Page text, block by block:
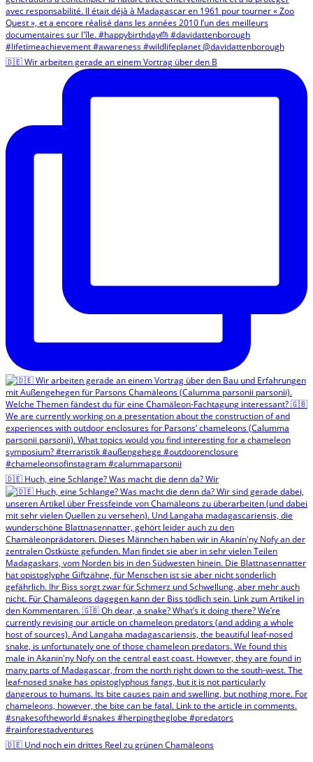
🇩🇪 Wir arbeiten gerade an einem Vortrag über den B
🇩🇪 Huch, eine Schlange? Was macht die denn da? Wir
🇩🇪 Und noch ein drittes Reel zu grünen Chamäleons